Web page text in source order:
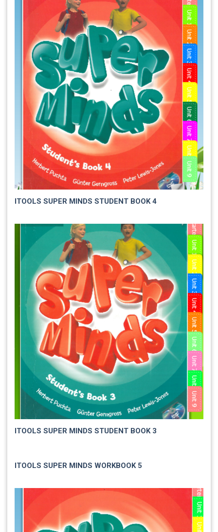
ITOOLS SUPER MINDS STUDENT BOOK 4
ITOOLS SUPER MINDS STUDENT BOOK 3
ITOOLS SUPER MINDS WORKBOOK 5